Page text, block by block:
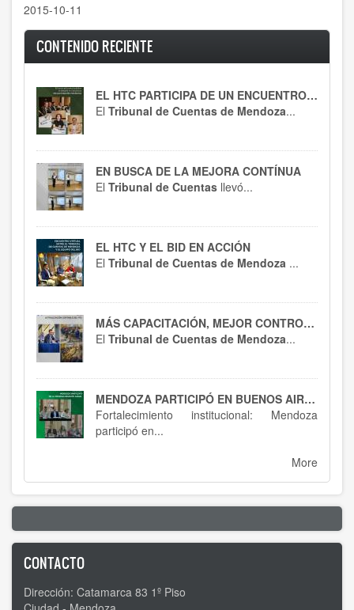
2015-10-11
CONTENIDO RECIENTE
EL HTC PARTICIPA DE UN ENCUENTRO CLAVE
El Tribunal de Cuentas de Mendoza...
EN BUSCA DE LA MEJORA CONTÍNUA
El Tribunal de Cuentas llevó...
EL HTC Y EL BID EN ACCIÓN
El Tribunal de Cuentas de Mendoza ...
MÁS CAPACITACIÓN, MEJOR CONTROL : EL HTC SE ACTUALIZA EN RT 54
El Tribunal de Cuentas de Mendoza...
MENDOZA PARTICIPÓ EN BUENOS AIRES : SPTCRA
Fortalecimiento institucional: Mendoza
participó en...
More
CONTACTO
Dirección: Catamarca 83 1º Piso